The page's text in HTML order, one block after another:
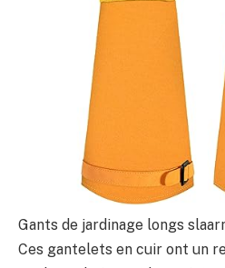
Gants de jardinage longs
Ces gantelets en cuir ont un